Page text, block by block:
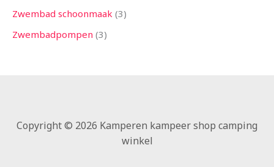
Zwembad schoonmaak 3
Zwembadpompen 3
Copyright © 2026 Kamperen kampeer shop camping
winkel